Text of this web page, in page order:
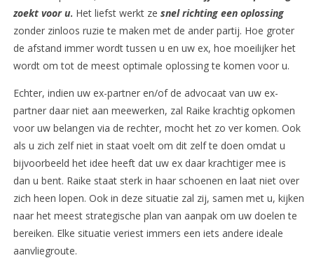
zoekt voor u. Het liefst werkt ze snel richting een oplossing
zonder zinloos ruzie te maken met de ander partij. Hoe groter
de afstand immer wordt tussen u en uw ex, hoe moeilijker het
wordt om tot de meest optimale oplossing te komen voor u.
Echter, indien uw ex-partner en/of de advocaat van uw ex-
partner daar niet aan meewerken, zal Raike krachtig opkomen
voor uw belangen via de rechter, mocht het zo ver komen. Ook
als u zich zelf niet in staat voelt om dit zelf te doen omdat u
bijvoorbeeld het idee heeft dat uw ex daar krachtiger mee is
dan u bent. Raike staat sterk in haar schoenen en laat niet over
zich heen lopen. Ook in deze situatie zal zij, samen met u, kijken
naar het meest strategische plan van aanpak om uw doelen te
bereiken. Elke situatie veriest immers een iets andere ideale
aanvliegroute.